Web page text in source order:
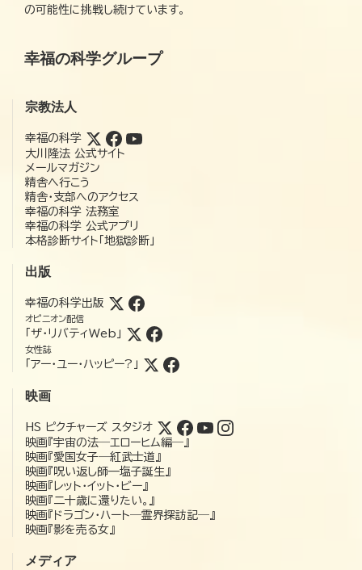
の可能性に挑戦し続けています。
幸福の科学グループ
宗教法人
幸福の科学
大川隆法 公式サイト
メールマガジン
精舎へ行こう
精舎・支部へのアクセス
幸福の科学 法務室
幸福の科学 公式アプリ
本格診断サイト「地獄診断」
出版
幸福の科学出版
オピニオン配信
「ザ・リバティWeb」
女性誌
「アー・ユー・ハッピー?」
映画
HS ピクチャーズ スタジオ
映画『宇宙の法―エローヒム編―』
映画『愛国女子―紅武士道』
映画『呪い返し師—塩子誕生』
映画『レット・イット・ビー』
映画『二十歳に還りたい。』
映画『ドラゴン・ハート―霊界探訪記―』
映画『影を売る女』
メディア